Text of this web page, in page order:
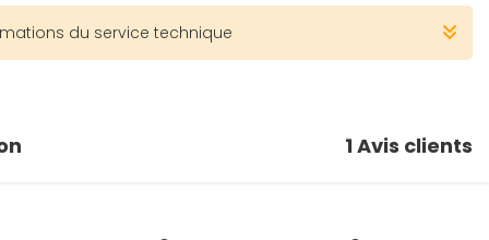
du service technique
1Avis clients